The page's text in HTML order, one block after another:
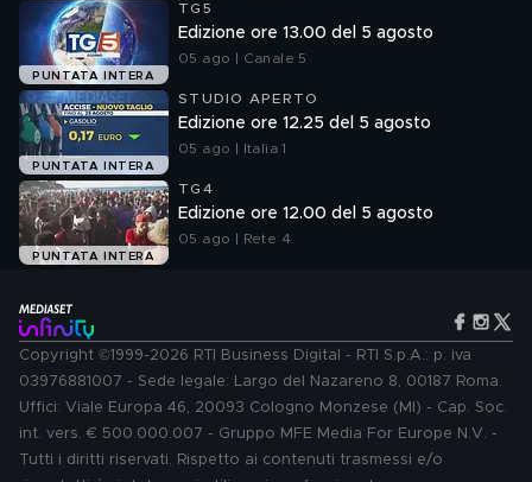
PUNTATA INTERA
TG5
Edizione ore 13.00 del 5 agosto
05 ago | Canale 5
PUNTATA INTERA
STUDIO APERTO
Edizione ore 12.25 del 5 agosto
05 ago | Italia 1
PUNTATA INTERA
TG4
Edizione ore 12.00 del 5 agosto
05 ago | Rete 4
Copyright ©1999-2026 RTI Business Digital - RTI S.p.A.: p. iva
03976881007 - Sede legale: Largo del Nazareno 8, 00187 Roma.
Uffici: Viale Europa 46, 20093 Cologno Monzese (MI) - Cap. Soc.
int. vers. € 500.000.007 - Gruppo MFE Media For Europe N.V. -
Tutti i diritti riservati. Rispetto ai contenuti trasmessi e/o